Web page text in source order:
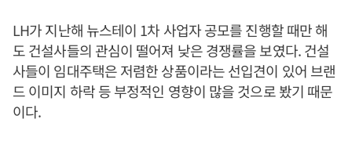
LH가 지난해 뉴스테이 1차 사업자 공모를 진행할 때만 해
도 건설사들의 관심이 떨어져 낮은 경쟁률을 보였다. 건설
사들이 임대주택은 저렴한 상품이라는 선입견이 있어 브랜
드 이미지 하락 등 부정적인 영향이 많을 것으로 봤기 때문
이다.